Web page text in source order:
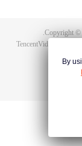
Copyright ©
TencentVideo
By